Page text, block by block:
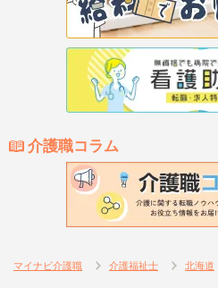
介護職コラム
マイナビ介護職 介護福祉士 北海道